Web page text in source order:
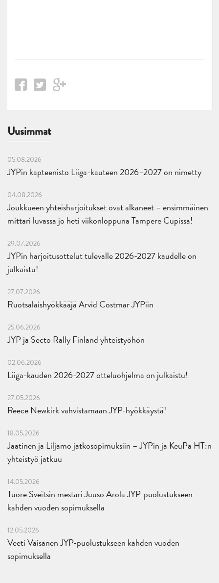
Uusimmat
05.08.2026
JYPin kapteenisto Liiga-kauteen 2026–2027 on nimetty
04.08.2026
Joukkueen yhteisharjoitukset ovat alkaneet – ensimmäinen
mittari luvassa jo heti viikonloppuna Tampere Cupissa!
29.07.2026
JYPin harjoitusottelut tulevalle 2026-2027 kaudelle on
julkaistu!
27.07.2026
Ruotsalaishyökkääjä Arvid Costmar JYPiin
25.06.2026
JYP ja Secto Rally Finland yhteistyöhön
02.06.2026
Liiga-kauden 2026-2027 otteluohjelma on julkaistu!
27.05.2026
Reece Newkirk vahvistamaan JYP-hyökkäystä!
18.05.2026
Jaatinen ja Liljamo jatkosopimuksiin – JYPin ja KeuPa HT:n
yhteistyö jatkuu
14.05.2026
Tuore Sveitsin mestari Juuso Arola JYP-puolustukseen
kahden vuoden sopimuksella
12.05.2026
Veeti Väisänen JYP-puolustukseen kahden vuoden
sopimuksella